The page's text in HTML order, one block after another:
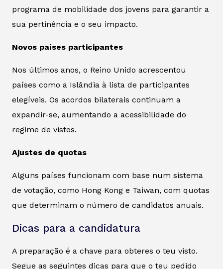
programa de mobilidade dos jovens para garantir a
sua pertinência e o seu impacto.
Novos países participantes
Nos últimos anos, o Reino Unido acrescentou
países como a Islândia à lista de participantes
elegíveis. Os acordos bilaterais continuam a
expandir-se, aumentando a acessibilidade do
regime de vistos.
Ajustes de quotas
Alguns países funcionam com base num sistema
de votação, como Hong Kong e Taiwan, com quotas
que determinam o número de candidatos anuais.
Dicas para a candidatura
A preparação é a chave para obteres o teu visto.
Segue as seguintes dicas para que o teu pedido